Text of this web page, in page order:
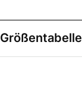
Größentabelle